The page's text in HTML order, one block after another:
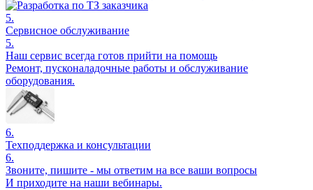
5.
Сервисное обслуживание
5.
Наш сервис всегда готов прийти на помощь
Ремонт, пусконаладочные работы и обслуживание
оборудования.
6.
Техподдержка и консультации
6.
Звоните, пишите - мы ответим на все ваши вопросы
И приходите на наши вебинары.